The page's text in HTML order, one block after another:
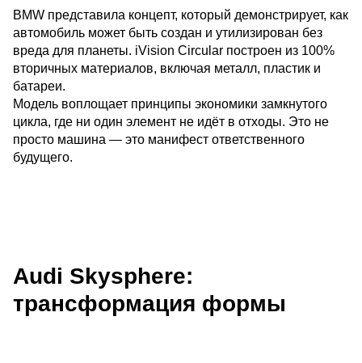
BMW представила концепт, который демонстрирует, как
автомобиль может быть создан и утилизирован без
вреда для планеты. iVision Circular построен из 100%
вторичных материалов, включая металл, пластик и
батареи.
Модель воплощает принципы экономики замкнутого
цикла, где ни один элемент не идёт в отходы. Это не
просто машина — это манифест ответственного
будущего.
Audi Skysphere:
трансформация формы